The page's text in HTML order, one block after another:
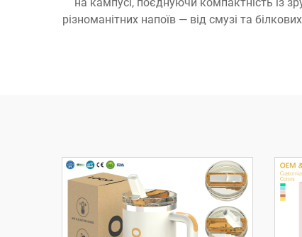
різноманітних напоїв — від смузі та